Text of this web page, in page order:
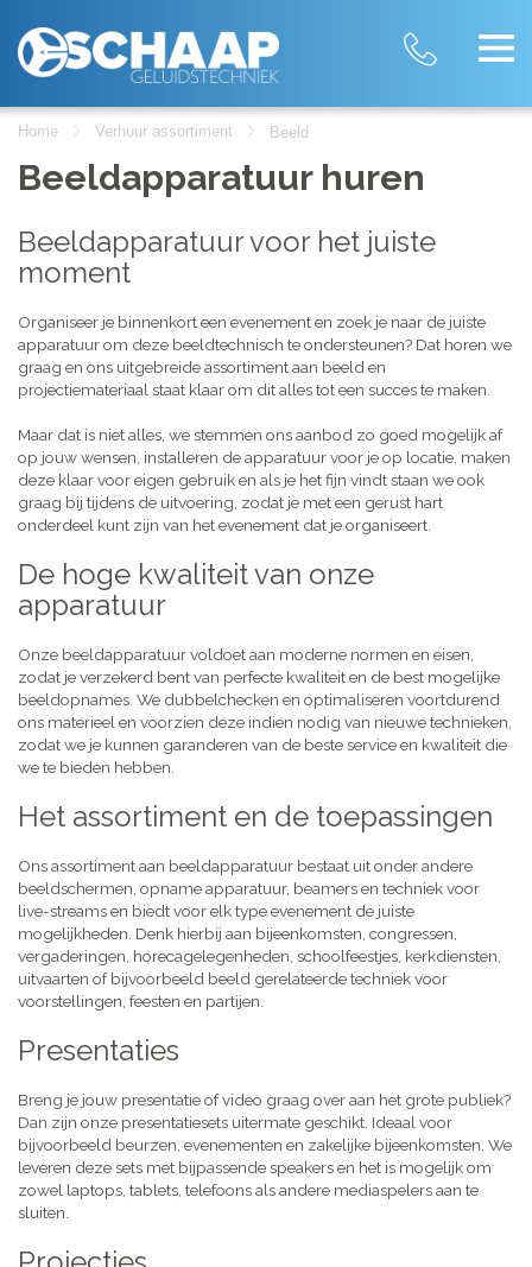
Home Verhuur assortiment Beeld
Beeldapparatuur huren
Beeldapparatuur voor het juiste
moment
Organiseer je binnenkort een evenement en zoek je naar de juiste
apparatuur om deze beeldtechnisch te ondersteunen? Dat horen we
graag en ons uitgebreide assortiment aan beeld en
projectiemateriaal staat klaar om dit alles tot een succes te maken.
Maar dat is niet alles, we stemmen ons aanbod zo goed mogelijk af
op jouw wensen, installeren de apparatuur voor je op locatie, maken
deze klaar voor eigen gebruik en als je het fijn vindt staan we ook
graag bij tijdens de uitvoering, zodat je met een gerust hart
onderdeel kunt zijn van het evenement dat je organiseert.
De hoge kwaliteit van onze
apparatuur
Onze beeldapparatuur voldoet aan moderne normen en eisen,
zodat je verzekerd bent van perfecte kwaliteit en de best mogelijke
beeldopnames. We dubbelchecken en optimaliseren voortdurend
ons materieel en voorzien deze indien nodig van nieuwe technieken,
zodat we je kunnen garanderen van de beste service en kwaliteit die
we te bieden hebben.
Het assortiment en de toepassingen
Ons assortiment aan beeldapparatuur bestaat uit onder andere
beeldschermen, opname apparatuur, beamers en techniek voor
live-streams en biedt voor elk type evenement de juiste
mogelijkheden. Denk hierbij aan bijeenkomsten, congressen,
vergaderingen, horecagelegenheden, schoolfeestjes, kerkdiensten,
uitvaarten of bijvoorbeeld beeld gerelateerde techniek voor
voorstellingen, feesten en partijen.
Presentaties
Breng je jouw presentatie of video graag over aan het grote publiek?
Dan zijn onze presentatiesets uitermate geschikt. Ideaal voor
bijvoorbeeld beurzen, evenementen en zakelijke bijeenkomsten. We
leveren deze sets met bijpassende speakers en het is mogelijk om
zowel laptops, tablets, telefoons als andere mediaspelers aan te
sluiten.